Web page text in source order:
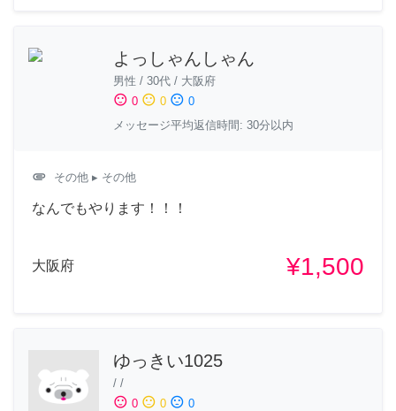
よっしゃんしゃん
男性 / 30代 / 大阪府
sentiment_satisfied 0 sentiment_neutral 0 sentiment_dissatisfied 0
メッセージ平均返信時間: 30分以内
attachment その他 ▸ その他
なんでもやります！！！
大阪府 ¥1,500
ゆっきい1025
/ /
sentiment_satisfied 0 sentiment_neutral 0 sentiment_dissatisfied 0